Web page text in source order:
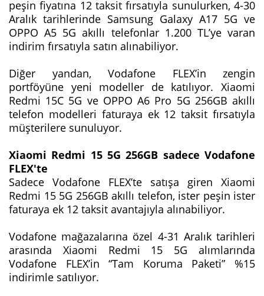
peşin fiyatına 12 taksit fırsatıyla sunulurken, 4-30
Aralık tarihlerinde Samsung Galaxy A17 5G ve
OPPO A5 5G akıllı telefonlar 1.200 TL’ye varan
indirim fırsatıyla satın alınabiliyor.
Diğer yandan, Vodafone FLEX’in zengin
portföyüne yeni modeller de katılıyor. Xiaomi
Redmi 15C 5G ve OPPO A6 Pro 5G 256GB akıllı
telefon modelleri faturaya ek 12 taksit fırsatıyla
müşterilere sunuluyor.
Xiaomi Redmi 15 5G 256GB sadece Vodafone
FLEX'te
Sadece Vodafone FLEX’te satışa giren Xiaomi
Redmi 15 5G 256GB akıllı telefon, ister peşin ister
faturaya ek 12 taksit avantajıyla alınabiliyor.
Vodafone mağazalarına özel 4-31 Aralık tarihleri
arasında Xiaomi Redmi 15 5G alımlarında
Vodafone FLEX’in “Tam Koruma Paketi” %15
indirimle satılıyor.